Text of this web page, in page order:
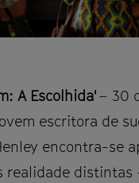
A Escolhida'– 30
escritora de
encontra-se
realidade distintas